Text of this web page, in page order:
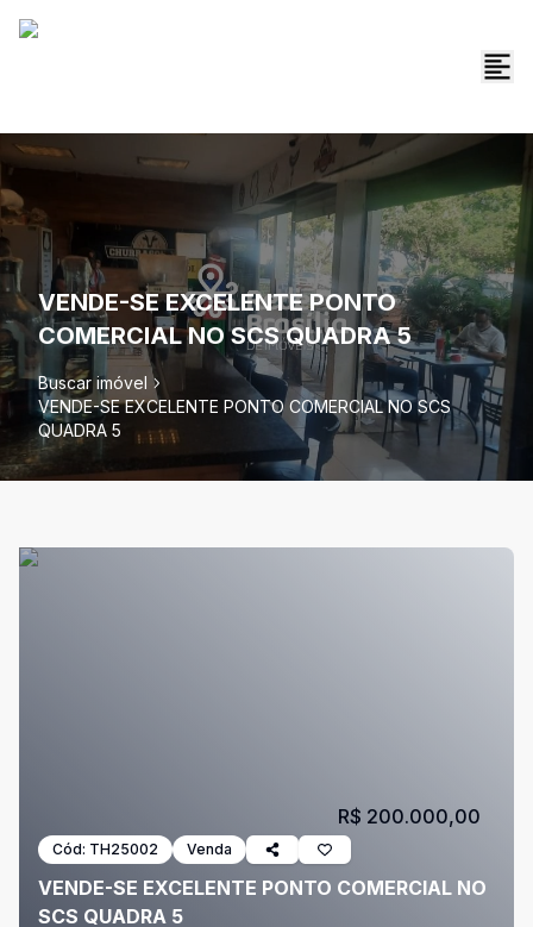
VENDE-SE EXCELENTE PONTO
COMERCIAL NO SCS QUADRA 5
Buscar imóvel
VENDE-SE EXCELENTE PONTO COMERCIAL NO SCS
QUADRA 5
Cód: TH25002 Venda
VENDE-SE EXCELENTE PONTO COMERCIAL NO
SCS QUADRA 5
R$ 200.000,00